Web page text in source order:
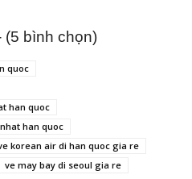
(5 bình chọn)
quoc
han quoc
han quoc
korean air di han quoc gia re
ve may bay di seoul gia re